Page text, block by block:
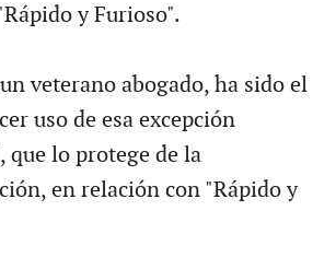
y Furioso".
veterano abogado, ha sido el
uso de esa excepción
lo protege de la
en relación con "Rápido y